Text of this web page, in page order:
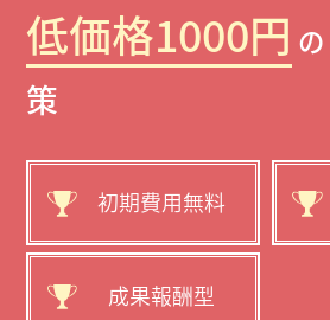
低価格1000円 の
策
初期費用無料
成果報酬型